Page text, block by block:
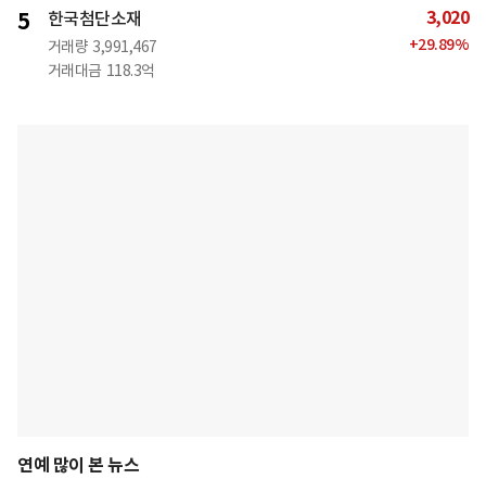
5 한국첨단소재
거래량 3,991,467
거래대금 118.3억
3,020
+29.89%
연예 많이 본 뉴스